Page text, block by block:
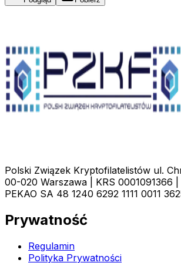
Polski Związek Kryptofilatelistów ul.
00-020 Warszawa | KRS 0001091366 |
PEKAO SA 48 1240 6292 1111 0011
Prywatność
Regulamin
Polityka Prywatności